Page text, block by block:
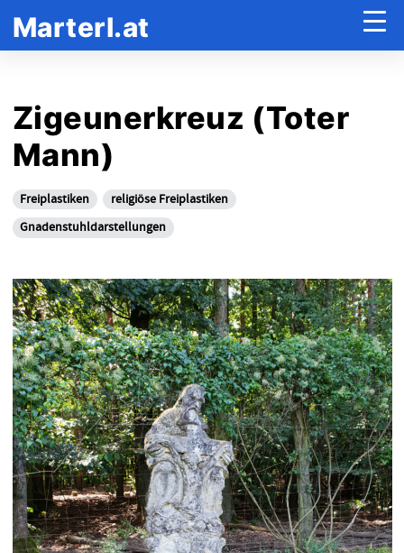
Marterl.at
Zigeunerkreuz (Toter
Mann)
Freiplastiken
religiöse Freiplastiken
Gnadenstuhldarstellungen